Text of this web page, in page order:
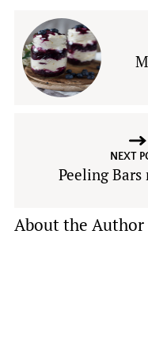
NEXT
Peeling
About the Author